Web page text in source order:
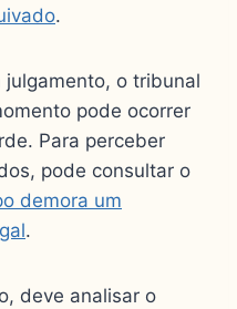
.
julgamento, o tribunal
pode ocorrer
Para perceber
pode consultar o
demora um
.
deve analisar o